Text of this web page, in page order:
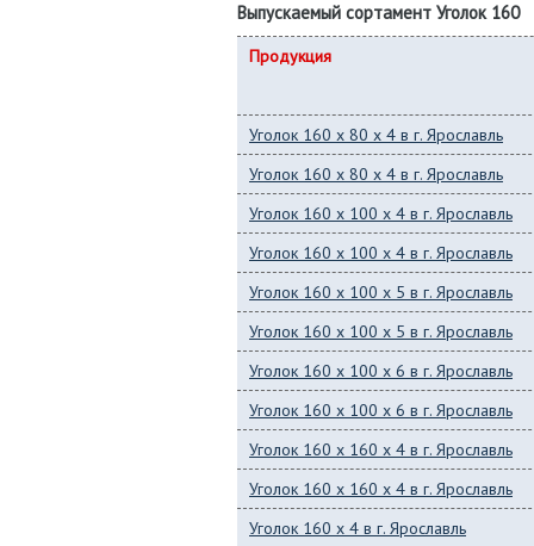
Выпускаемый сортамент Уголок 160
Продукция
Уголок 160 x 80 x 4 в г. Ярославль
Уголок 160 x 80 x 4 в г. Ярославль
Уголок 160 x 100 x 4 в г. Ярославль
Уголок 160 x 100 x 4 в г. Ярославль
Уголок 160 x 100 x 5 в г. Ярославль
Уголок 160 x 100 x 5 в г. Ярославль
Уголок 160 x 100 x 6 в г. Ярославль
Уголок 160 x 100 x 6 в г. Ярославль
Уголок 160 x 160 x 4 в г. Ярославль
Уголок 160 x 160 x 4 в г. Ярославль
Уголок 160 x 4 в г. Ярославль